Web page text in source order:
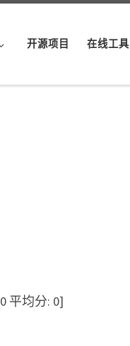
开源项目 在线工具
0 平均分: 0]